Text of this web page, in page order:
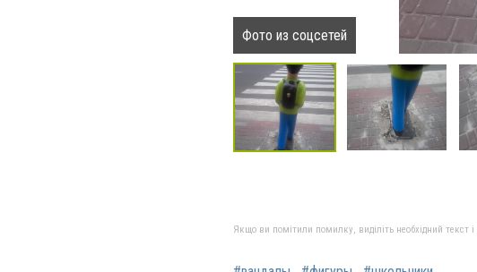
Фото из соцсетей
Якщо ви помітили помилку, виділіть необхідний текст